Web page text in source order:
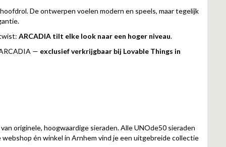
De ontwerpen voelen modern en speels, maar tegelijk
ARCADIA tilt elke look naar een hoger niveau.
— exclusief verkrijgbaar bij Lovable Things in
originele, hoogwaardige sieraden. Alle UNOde50 sieraden
webshop én winkel in Arnhem vind je een uitgebreide collectie